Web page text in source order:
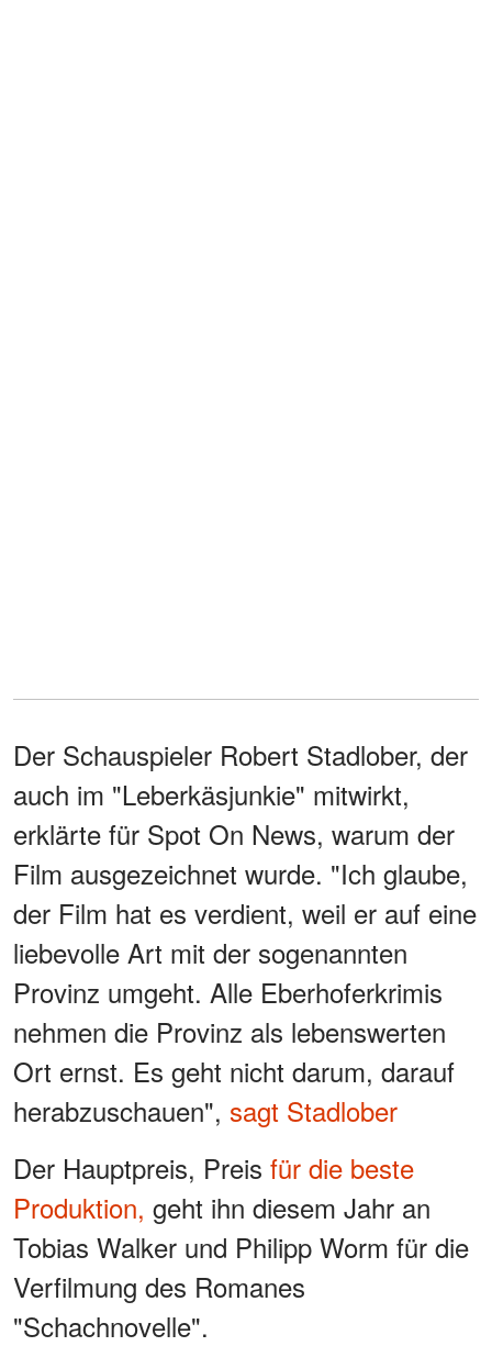
Der Schauspieler Robert Stadlober, der
auch im "Leberkäsjunkie" mitwirkt,
erklärte für Spot On News, warum der
Film ausgezeichnet wurde. "Ich glaube,
der Film hat es verdient, weil er auf eine
liebevolle Art mit der sogenannten
Provinz umgeht. Alle Eberhoferkrimis
nehmen die Provinz als lebenswerten
Ort ernst. Es geht nicht darum, darauf
herabzuschauen", sagt Stadlober
Der Hauptpreis, Preis für die beste
Produktion, geht ihn diesem Jahr an
Tobias Walker und Philipp Worm für die
Verfilmung des Romanes
"Schachnovelle".